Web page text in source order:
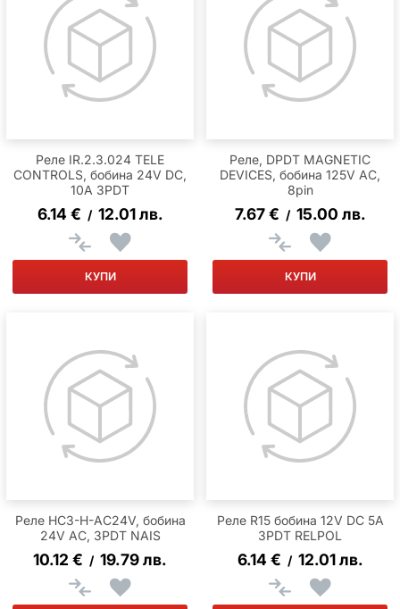
Реле IR.2.3.024 TELE
CONTROLS, бобина 24V DC,
10A 3PDT
6.14 € / 12.01 лв.
КУПИ
Реле, DPDT MAGNETIC
DEVICES, бобина 125V AC,
8pin
7.67 € / 15.00 лв.
КУПИ
Реле HC3-H-AC24V, бобина
24V AC, 3PDT NAIS
10.12 € / 19.79лв.
Реле R15 бобина 12V DC 5A
3PDT RELPOL
6.14 € / 12.01 лв.